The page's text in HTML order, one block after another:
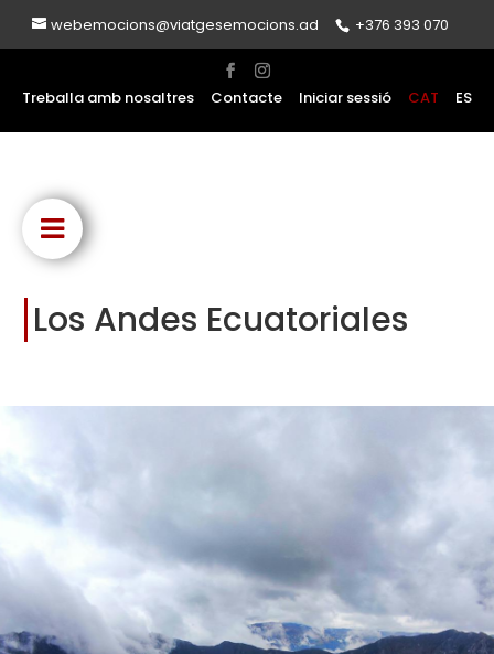
webemocions@viatgesemocions.ad +376 393 070
Treballa amb nosaltres Contacte Iniciar sessió CAT ES
Los Andes Ecuatoriales